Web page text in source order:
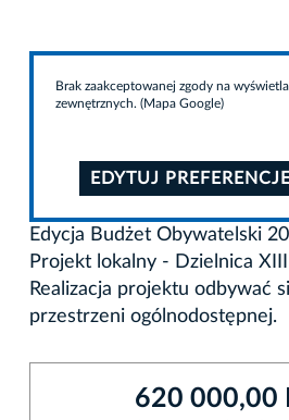
Brak zaakceptowanej zgody na
zewnętrznych. (Mapa Google)
EDYTUJ
Edycja Budżet Obywatelski
Projekt lokalny - Dzielnica XIII
Realizacja projektu odbywać
przestrzeni ogólnodostępnej.
620 000,00